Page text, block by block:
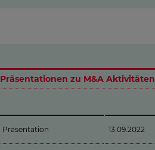
Präsentationen zu M&A Aktivitäten
Präsentation 13.09.2022